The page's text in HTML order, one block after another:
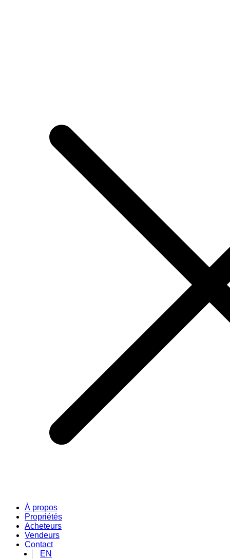
À propos
Propriétés
Acheteurs
Vendeurs
Contact
EN